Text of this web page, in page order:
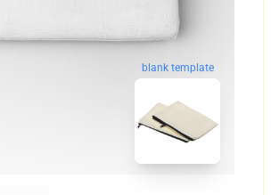
blank template